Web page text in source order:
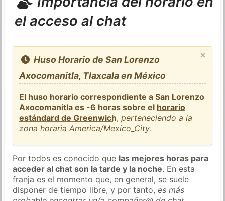
el acceso al chat
×
Huso Horario de San Lorenzo
Axocomanitla, Tlaxcala en México
El huso horario correspondiente a San Lorenzo
Axocomanitla es -6 horas sobre el horario
estándard de Greenwich,perteneciendo a la
zona horaria America/Mexico_City.
Por todos es conocido que las mejores horas para
acceder al chat son la tarde y la noche. En esta
franja es el momento que, en general, se suele
disponer de tiempo libre, y por tanto,es más